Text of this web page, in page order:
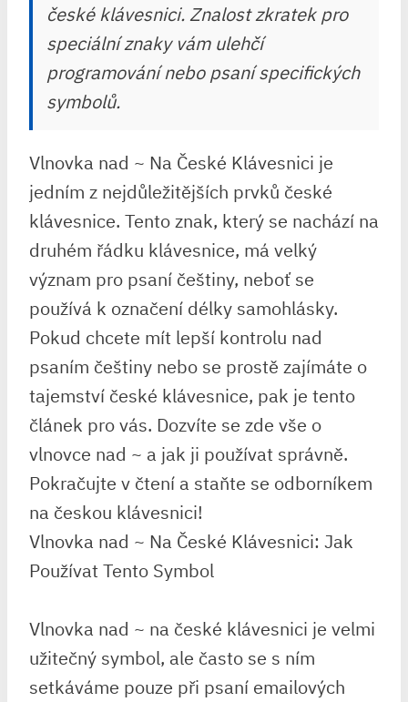
české klávesnici. Znalost zkratek pro
speciální znaky vám ulehčí
programování nebo psaní specifických
symbolů.
Vlnovka nad ~ Na České Klávesnici je
jedním z nejdůležitějších prvků české
klávesnice. Tento znak, který se nachází na
druhém řádku klávesnice, má velký
význam pro psaní češtiny, neboť se
používá k označení délky samohlásky.
Pokud chcete mít lepší kontrolu nad
psaním češtiny nebo se prostě zajímáte o
tajemství české klávesnice, pak je tento
článek pro vás. Dozvíte se zde vše o
vlnovce nad ~ a jak ji používat správně.
Pokračujte v čtení a staňte se odborníkem
na českou klávesnici!
Vlnovka nad ~ Na České Klávesnici: Jak
Používat Tento Symbol
Vlnovka nad ~ na české klávesnici je velmi
užitečný symbol, ale často se s ním
setkáváme pouze při psaní emailových